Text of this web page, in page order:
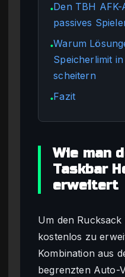
●Den TBH
passives
●Warum
Speicherlimit
scheitern
●Fazit
Wie man
Taskbar
erweitert
Um den
kostenlos zu
Kombination aus
begrenzten Auto-